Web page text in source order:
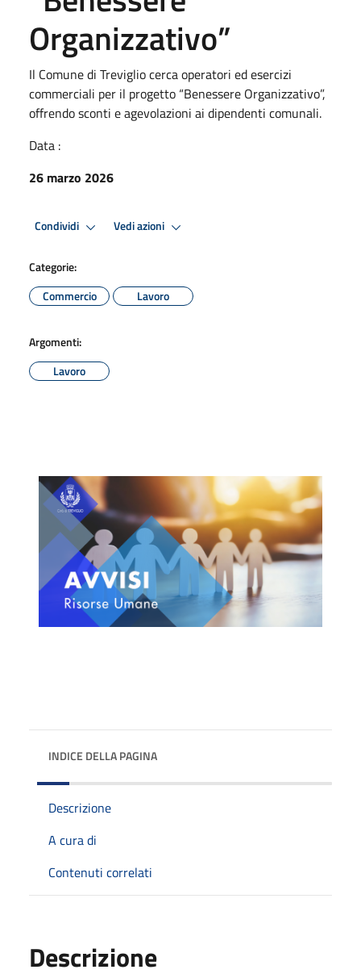
Organizzativo”
Il Comune di Treviglio cerca operatori ed esercizi
commerciali per il progetto “Benessere Organizzativo”,
offrendo sconti e agevolazioni ai dipendenti comunali.
Data :
26 marzo 2026
Condividi Vedi azioni
Categorie:
Commercio
Lavoro
Argomenti:
Lavoro
INDICE DELLA PAGINA
Descrizione
A cura di
Contenuti correlati
Descrizione